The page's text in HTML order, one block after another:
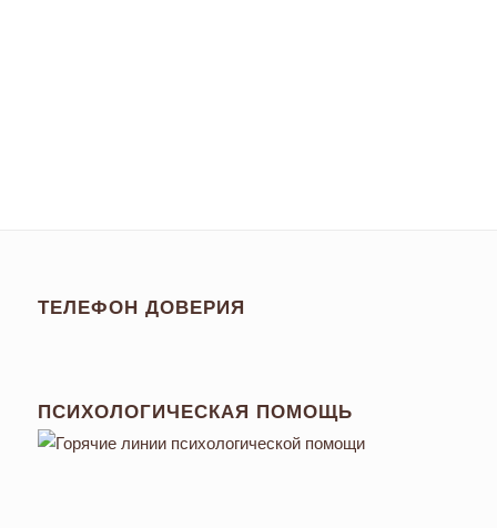
ТЕЛЕФОН ДОВЕРИЯ
ПСИХОЛОГИЧЕСКАЯ ПОМОЩЬ